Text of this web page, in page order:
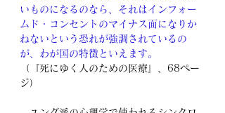
いものになるのなら、それはインフォー
ムド・コンセントのマイナス面になりか
ねないという恐れが強調されているの
が、わが国の特徴といえます。
（『死にゆく人のための医療』、68ペー
ジ）